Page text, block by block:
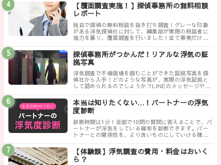
【覆面調査実施！】探偵事務所の無料相談
レポート
独自で探偵の無料相談を抜き打ち調査！グレーな印象
がある浮気探偵社に対して、編集部が実際の相談者に
協力を募り、覆面調査を行いました！全て事実だけ書
探偵事務所がつかんだ！リアルな浮気の証
拠写真
浮気調査で不倫現場を掴むことができた証拠写真を探
偵社から入手！どのような写真が、実際の浮気証拠と
して認められるのでしょうか？LINEのメッセージやり
写真について解説します。
本当は知りたくない…！パートナーの浮気
度診断
診断時間は1分！全部で10問の質問に答えることで、パ
ートナーが浮気をしている確率を診断できます。パー
トナーとの関係性を、より良いものにしていける様に
【体験談】浮気調査の費用・料金はおいく
ら？